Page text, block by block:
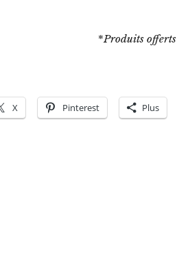
*Produits offerts
X Pinterest Plus